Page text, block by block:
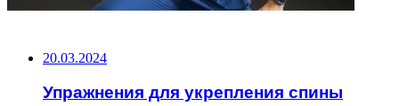
20.03.2024
Упражнения для укрепления спины